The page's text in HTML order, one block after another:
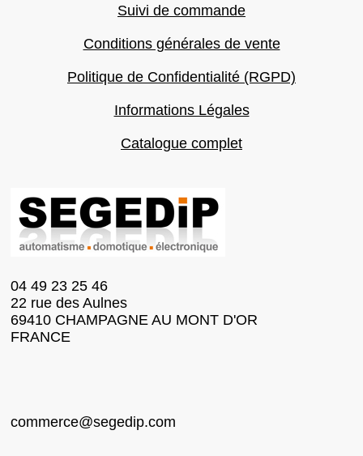
Suivi de commande
Conditions générales de vente
Politique de Confidentialité (RGPD)
Informations Légales
Catalogue complet
04 49 23 25 46
22 rue des Aulnes
69410 CHAMPAGNE AU MONT D'OR
FRANCE
commerce@segedip.com